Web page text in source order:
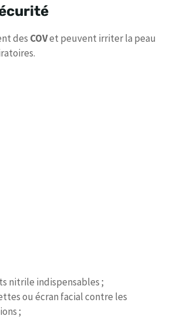
des COVet peuvent irriter la peau
nitrile indispensables ;
ou écran facial contre les
;